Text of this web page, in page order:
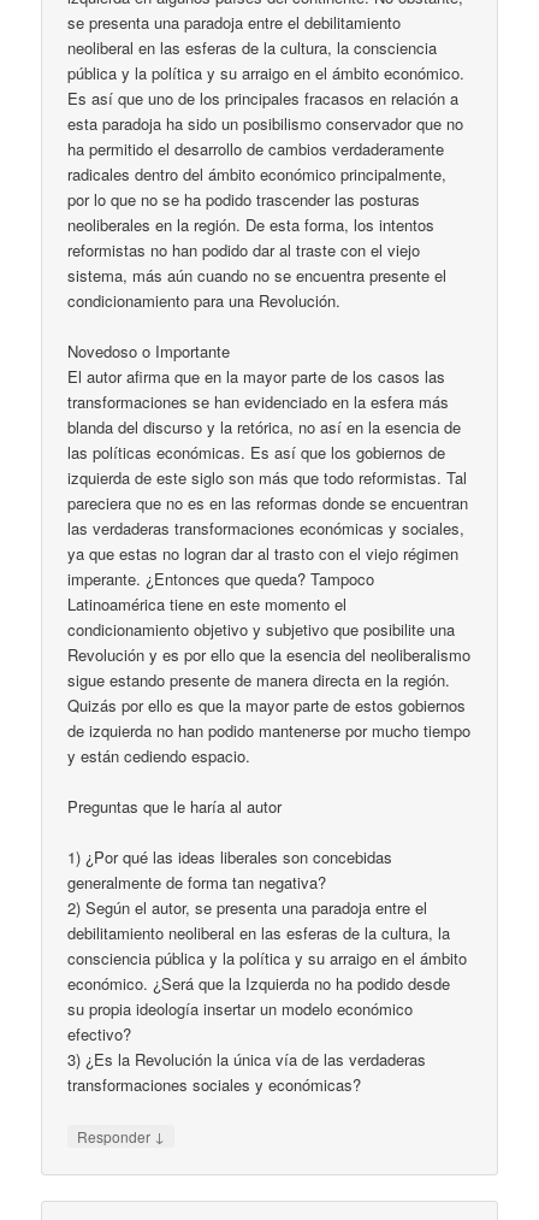
se presenta una paradoja entre el debilitamiento
neoliberal en las esferas de la cultura, la consciencia
pública y la política y su arraigo en el ámbito económico.
Es así que uno de los principales fracasos en relación a
esta paradoja ha sido un posibilismo conservador que no
ha permitido el desarrollo de cambios verdaderamente
radicales dentro del ámbito económico principalmente,
por lo que no se ha podido trascender las posturas
neoliberales en la región. De esta forma, los intentos
reformistas no han podido dar al traste con el viejo
sistema, más aún cuando no se encuentra presente el
condicionamiento para una Revolución.
Novedoso o Importante
El autor afirma que en la mayor parte de los casos las
transformaciones se han evidenciado en la esfera más
blanda del discurso y la retórica, no así en la esencia de
las políticas económicas. Es así que los gobiernos de
izquierda de este siglo son más que todo reformistas. Tal
pareciera que no es en las reformas donde se encuentran
las verdaderas transformaciones económicas y sociales,
ya que estas no logran dar al trasto con el viejo régimen
imperante. ¿Entonces que queda? Tampoco
Latinoamérica tiene en este momento el
condicionamiento objetivo y subjetivo que posibilite una
Revolución y es por ello que la esencia del neoliberalismo
sigue estando presente de manera directa en la región.
Quizás por ello es que la mayor parte de estos gobiernos
de izquierda no han podido mantenerse por mucho tiempo
y están cediendo espacio.
Preguntas que le haría al autor
1) ¿Por qué las ideas liberales son concebidas
generalmente de forma tan negativa?
2) Según el autor, se presenta una paradoja entre el
debilitamiento neoliberal en las esferas de la cultura, la
consciencia pública y la política y su arraigo en el ámbito
económico. ¿Será que la Izquierda no ha podido desde
su propia ideología insertar un modelo económico
efectivo?
3) ¿Es la Revolución la única vía de las verdaderas
transformaciones sociales y económicas?
Responder ↓